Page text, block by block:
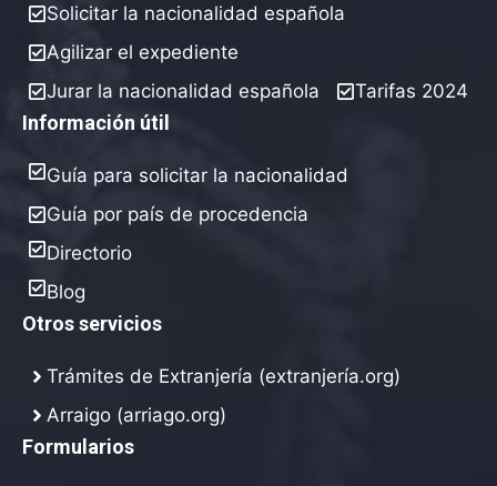
Solicitar la nacionalidad española
Agilizar el expediente
Jurar la nacionalidad española
Tarifas 2024
Información útil
Guía para solicitar la nacionalidad
Guía por país de procedencia
Directorio
Blog
Otros servicios
Trámites de Extranjería (extranjería.org)
Arraigo (arriago.org)
Formularios